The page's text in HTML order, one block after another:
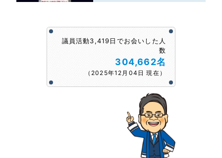
議員活動3,419日でお会いした人
数
304,662名
（2025年12月04日 現在）